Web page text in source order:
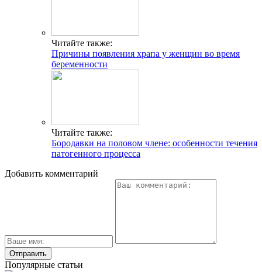
Читайте также:
Причины появления храпа у женщин во время
беременности
Читайте также:
Бородавки на половом члене: особенности течения
патогенного процесса
Добавить комментарий
Популярные статьи